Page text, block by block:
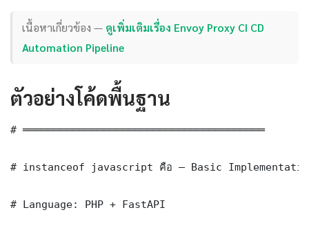
เนื้อหาเกี่ยวข้อง — ดูเพิ่มเติมเรื่อง Envoy Proxy CI CD
Automation Pipeline
ตัวอย่างโค้ดพื้นฐาน
# ═══════════════════════════════════════
# instanceof javascript คือ — Basic
# Language: PHP + FastAPI